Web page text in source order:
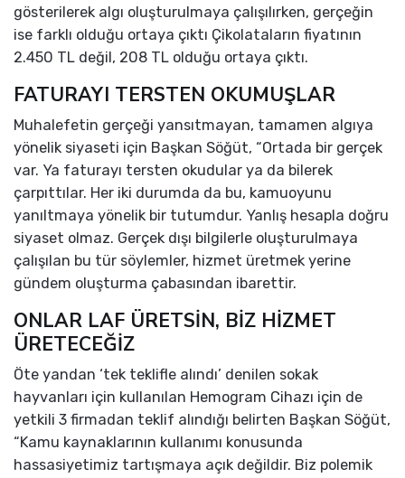
gösterilerek algı oluşturulmaya çalışılırken, gerçeğin
ise farklı olduğu ortaya çıktı Çikolataların fiyatının
2.450 TL değil, 208 TL olduğu ortaya çıktı.
FATURAYI TERSTEN OKUMUŞLAR
Muhalefetin gerçeği yansıtmayan, tamamen algıya
yönelik siyaseti için Başkan Söğüt, “Ortada bir gerçek
var. Ya faturayı tersten okudular ya da bilerek
çarpıttılar. Her iki durumda da bu, kamuoyunu
yanıltmaya yönelik bir tutumdur. Yanlış hesapla doğru
siyaset olmaz. Gerçek dışı bilgilerle oluşturulmaya
çalışılan bu tür söylemler, hizmet üretmek yerine
gündem oluşturma çabasından ibarettir.
ONLAR LAF ÜRETSİN, BİZ HİZMET
ÜRETECEĞİZ
Öte yandan ‘tek teklifle alındı’ denilen sokak
hayvanları için kullanılan Hemogram Cihazı için de
yetkili 3 firmadan teklif alındığı belirten Başkan Söğüt,
“Kamu kaynaklarının kullanımı konusunda
hassasiyetimiz tartışmaya açık değildir. Biz polemik